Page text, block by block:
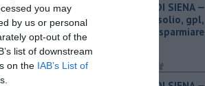
you may
by us or personal
opt-out of the
list of downstream
on the IAB’s List of
PROVINCIA DI SIENA — ​
Benzina, gasolio, gpl,
ecco dove risparmiare